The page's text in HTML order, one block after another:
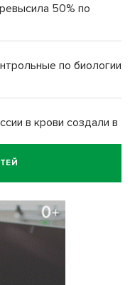
50% по
по биологии
в крови создали в
травмы
вывезли из музея